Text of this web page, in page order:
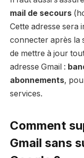
mail de secours
Cette adresse sera
connecter après la
de mettre à jour
adresse Gmail :
abonnements,
services.
Comment
Gmail sans